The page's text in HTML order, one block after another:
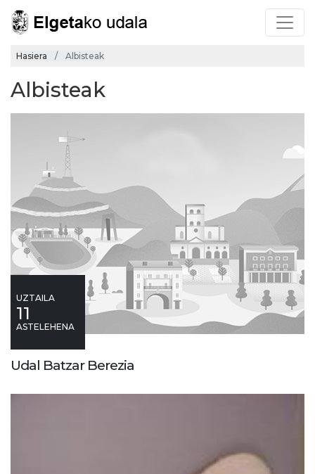
Hasiera Albisteak
Albisteak
UZTAILA
11
ASTELEHENA
Udal Batzar Berezia